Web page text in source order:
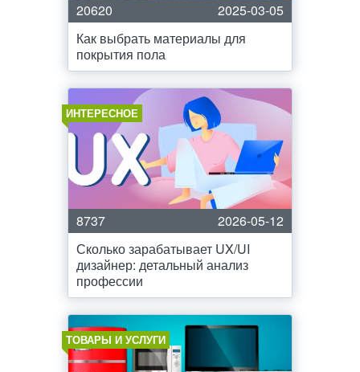
20620
2025-03-05
Как выбрать материалы для
покрытия пола
ИНТЕРЕСНОЕ
8737
2026-05-12
Сколько зарабатывает UX/UI
дизайнер: детальный анализ
профессии
ТОВАРЫ И УСЛУГИ